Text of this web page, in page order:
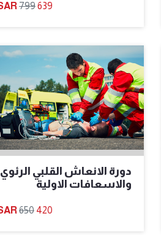
799639
دورة الانعاش القلبي الرئوي
والاسعافات الاولية
650 420